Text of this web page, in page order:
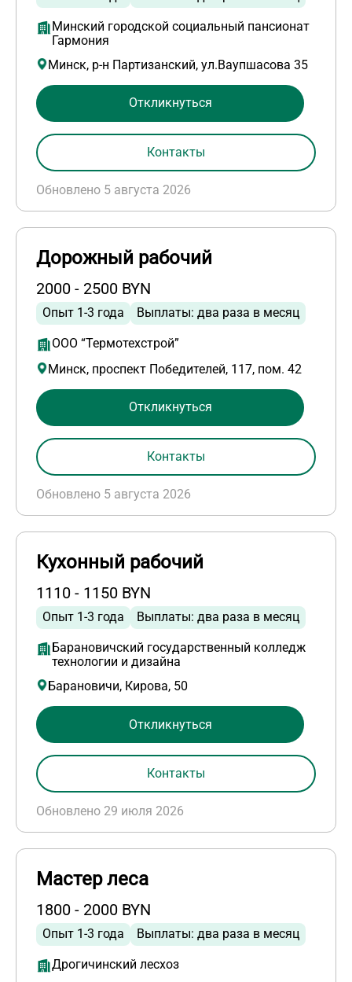
Минский городской социальный пансионат
Гармония
Минск, р-н Партизанский, ул.Ваупшасова 35
Обновлено 5 августа 2026
Откликнуться
Контакты
Дорожный рабочий
2000 - 2500 BYN
Опыт 1-3 года Выплаты: два раза в месяц
ООО “Термотехстрой”
Минск, проспект Победителей, 117, пом. 42
Обновлено 5 августа 2026
Откликнуться
Контакты
Кухонный рабочий
1110 - 1150 BYN
Опыт 1-3 года Выплаты: два раза в месяц
Барановичский государственный колледж
технологии и дизайна
Барановичи, Кирова, 50
Обновлено 29 июля 2026
Откликнуться
Контакты
Мастер леса
1800 - 2000 BYN
Опыт 1-3 года Выплаты: два раза в месяц
Дрогичинский лесхоз